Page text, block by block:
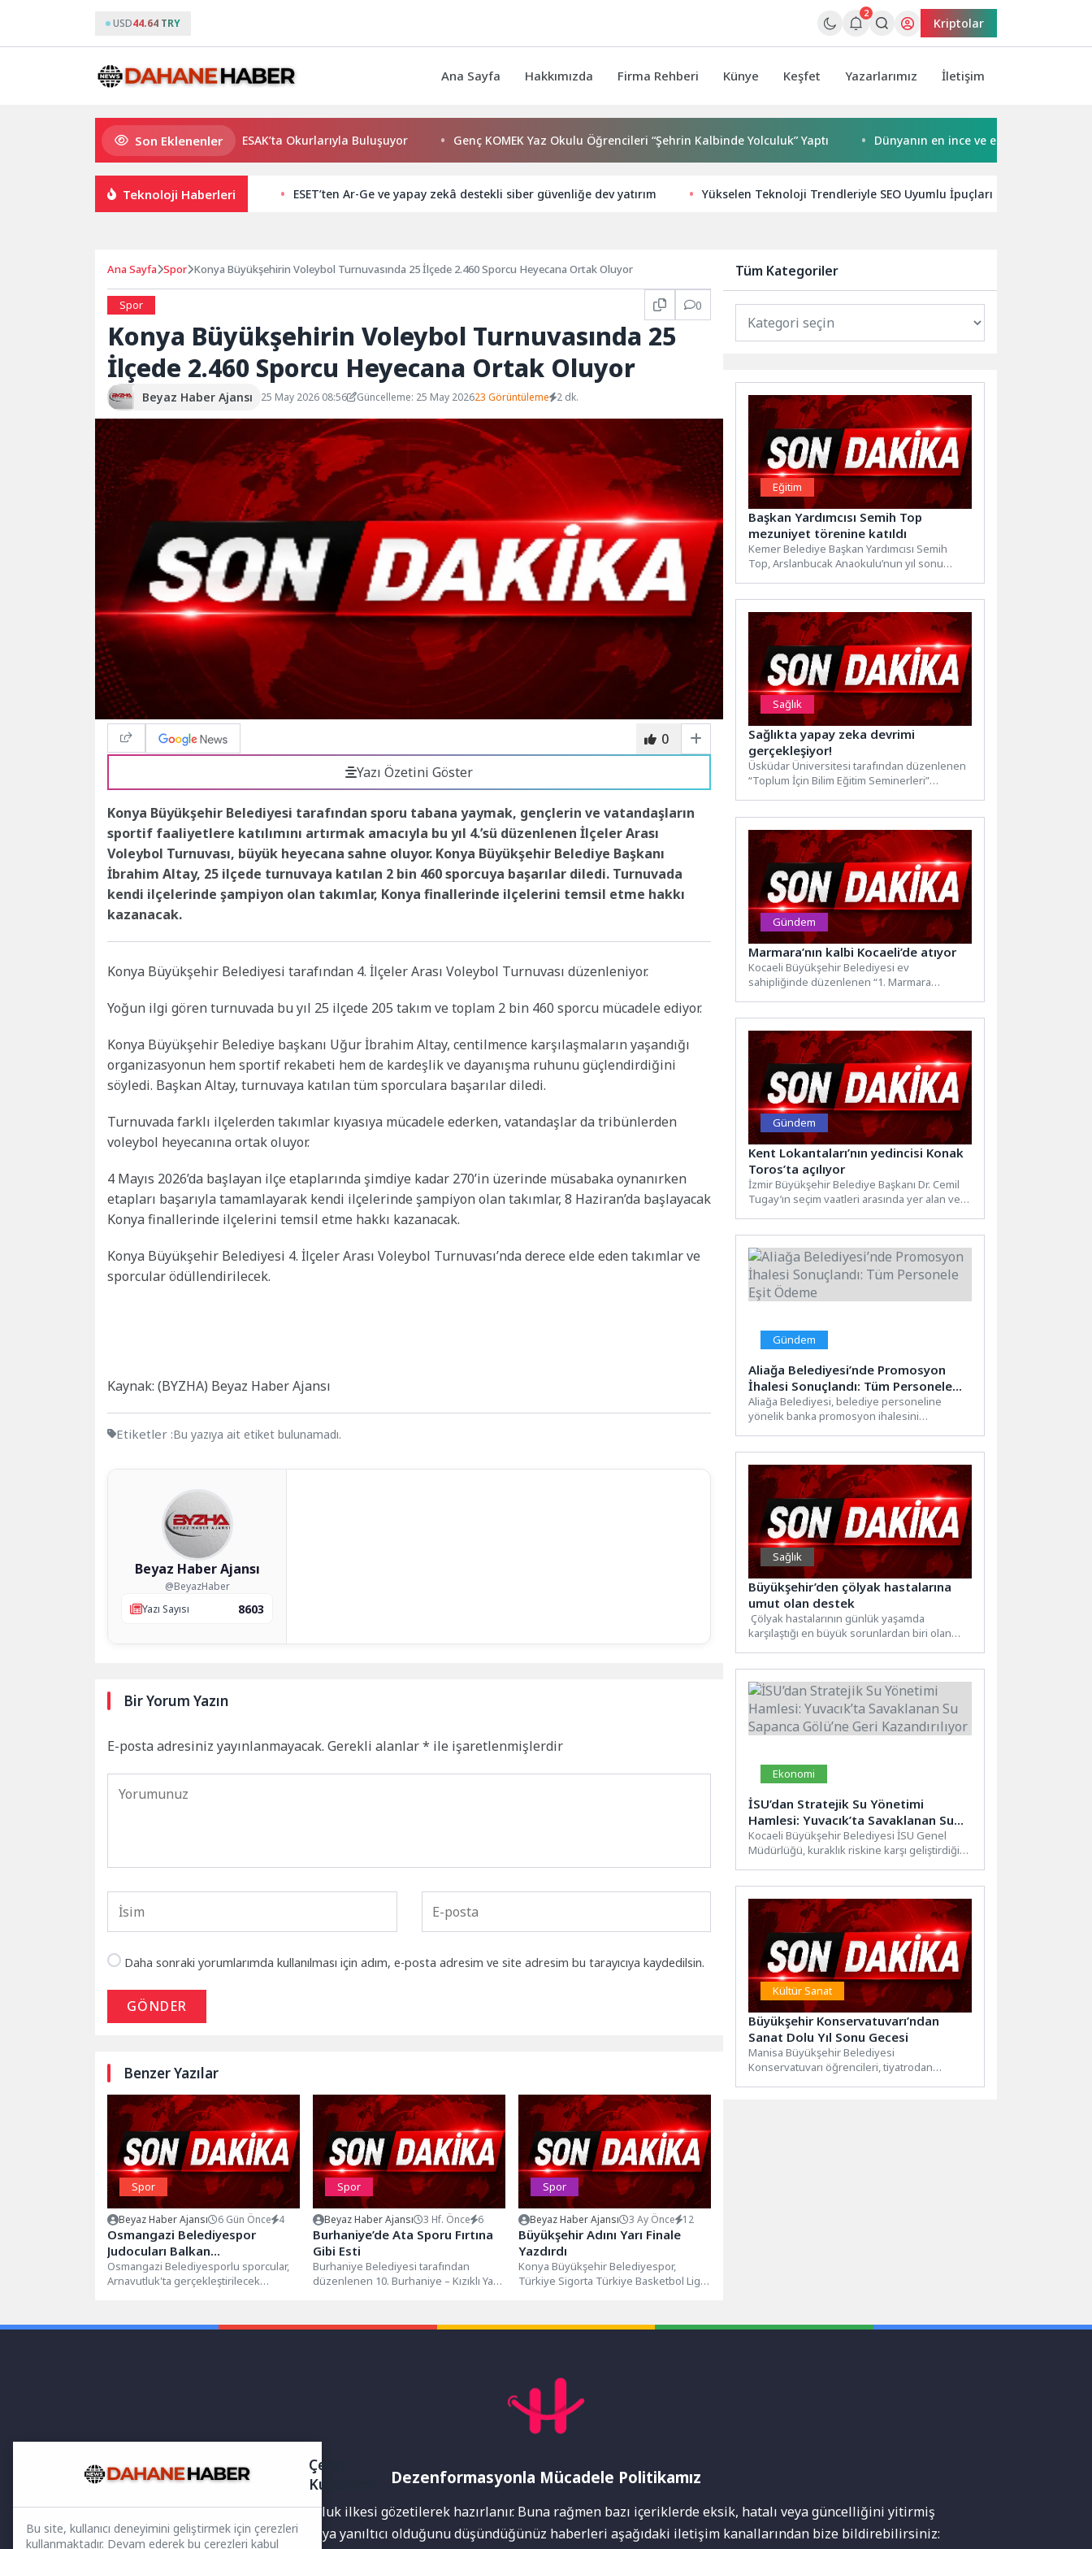
USD44.64 TRY
2
Kriptolar
Ana Sayfa Hakkımızda Firma Rehberi Künye Keşfet Yazarlarımız İletişim
Son Eklenenler
Usta Yazar Burhan Sönmez TESAK’ta Okurlarıyla Buluşuyor Genç KOMEK Yaz Okulu Öğrencileri “Şehrin Kalbinde Yolculuk” Yaptı Dünyanın en ince ve en güçlü katlanabilir
Teknoloji Haberleri ESET’ten Ar-Ge ve yapay zekâ destekli siber güvenliğe dev yatırım Yükselen Teknoloji Trendleriyle SEO Uyumlu İpuçları
Ana Sayfa Spor Konya Büyükşehirin Voleybol Turnuvasında 25 İlçede 2.460 Sporcu Heyecana Ortak Oluyor
Spor 0
Konya Büyükşehirin Voleybol Turnuvasında 25
İlçede 2.460 Sporcu Heyecana Ortak Oluyor
Beyaz Haber Ajansı 25 May 2026 08:56 Güncelleme: 25 May 202623 Görüntüleme 2 dk.
0
Yazı Özetini Göster
Konya Büyükşehir Belediyesi tarafından sporu tabana yaymak, gençlerin ve vatandaşların
sportif faaliyetlere katılımını artırmak amacıyla bu yıl 4.’sü düzenlenen İlçeler Arası
Voleybol Turnuvası, büyük heyecana sahne oluyor. Konya Büyükşehir Belediye Başkanı
İbrahim Altay, 25 ilçede turnuvaya katılan 2 bin 460 sporcuya başarılar diledi. Turnuvada
kendi ilçelerinde şampiyon olan takımlar, Konya finallerinde ilçelerini temsil etme hakkı
kazanacak.
Konya Büyükşehir Belediyesi tarafından 4. İlçeler Arası Voleybol Turnuvası düzenleniyor.
Yoğun ilgi gören turnuvada bu yıl 25 ilçede 205 takım ve toplam 2 bin 460 sporcu mücadele ediyor.
Konya Büyükşehir Belediye başkanı Uğur İbrahim Altay, centilmence karşılaşmaların yaşandığı
organizasyonun hem sportif rekabeti hem de kardeşlik ve dayanışma ruhunu güçlendirdiğini
söyledi. Başkan Altay, turnuvaya katılan tüm sporculara başarılar diledi.
Turnuvada farklı ilçelerden takımlar kıyasıya mücadele ederken, vatandaşlar da tribünlerden
voleybol heyecanına ortak oluyor.
4 Mayıs 2026’da başlayan ilçe etaplarında şimdiye kadar 270’in üzerinde müsabaka oynanırken
etapları başarıyla tamamlayarak kendi ilçelerinde şampiyon olan takımlar, 8 Haziran’da başlayacak
Konya finallerinde ilçelerini temsil etme hakkı kazanacak.
Konya Büyükşehir Belediyesi 4. İlçeler Arası Voleybol Turnuvası’nda derece elde eden takımlar ve
sporcular ödüllendirilecek.
Kaynak: (BYZHA) Beyaz Haber Ajansı
Etiketler :Bu yazıya ait etiket bulunamadı.
Beyaz Haber Ajansı
@BeyazHaber
Yazı Sayısı
8603
Bir Yorum Yazın
E-posta adresiniz yayınlanmayacak. Gerekli alanlar* ile işaretlenmişlerdir
Daha sonraki yorumlarımda kullanılması için adım, e-posta adresim ve site adresim bu tarayıcıya kaydedilsin.
GÖNDER
Benzer Yazılar
Spor
Beyaz Haber Ajansı 6 Gün Önce 4
Osmangazi Belediyespor
Judocuları Balkan
Şampiyonası’nda Türkiye’yi
Temsil Edecek
Osmangazi Belediyesporlu sporcular,
Arnavutluk'ta gerçekleştirilecek
verecek.Osmangazi Belediyespor'un...
Spor
Beyaz Haber Ajansı 3 Hf. Önce 6
Burhaniye’de Ata Sporu Fırtına
Gibi Esti
Burhaniye Belediyesi tarafından
düzenlenen 10. Burhaniye – Kızıklı Yağlı
Spor
Beyaz Haber Ajansı 3 Ay Önce 12
Büyükşehir Adını Yarı Finale
Yazdırdı
Konya Büyükşehir Belediyespor,
Türkiye Sigorta Türkiye Basketbol Ligi
Tüm Kategoriler
Eğitim
Başkan Yardımcısı Semih Top
mezuniyet törenine katıldı
Kemer Belediye Başkan Yardımcısı Semih
Top, Arslanbucak Anaokulu’nun yıl sonu
Sağlık
Sağlıkta yapay zeka devrimi
gerçekleşiyor!
Üsküdar Üniversitesi tarafından düzenlenen
“Toplum İçin Bilim Eğitim Seminerleri”
Gündem
Marmara’nın kalbi Kocaeli’de atıyor
Kocaeli Büyükşehir Belediyesi ev
sahipliğinde düzenlenen “1. Marmara
Gündem
Kent Lokantaları’nın yedincisi Konak
Toros’ta açılıyor
İzmir Büyükşehir Belediye Başkanı Dr. Cemil
Tugay’ın seçim vaatleri arasında yer alan ve
Gündem
Aliağa Belediyesi’nde Promosyon
İhalesi Sonuçlandı: Tüm Personele
Eşit Ödeme
Aliağa Belediyesi, belediye personeline
yönelik banka promosyon ihalesini
Sağlık
Büyükşehir’den çölyak hastalarına
umut olan destek
Çölyak hastalarının günlük yaşamda
karşılaştığı en büyük sorunlardan biri olan
Ekonomi
İSU’dan Stratejik Su Yönetimi
Hamlesi: Yuvacık’ta Savaklanan Su
Sapanca Gölü’ne Geri Kazandırılıyor
Kocaeli Büyükşehir Belediyesi İSU Genel
Müdürlüğü, kuraklık riskine karşı geliştirdiği
Kültür Sanat
Büyükşehir Konservatuvarı’ndan
Sanat Dolu Yıl Sonu Gecesi
Manisa Büyükşehir Belediyesi
Konservatuvarı öğrencileri, tiyatrodan
Dezenformasyonla Mücadele Politikamız
Yayınlanan haberler doğruluk ilkesi gözetilerek hazırlanır. Buna rağmen bazı içeriklerde eksik, hatalı veya güncelliğini yitirmiş
bilgiler bulunabilir.Yanlış veya yanıltıcı olduğunu düşündüğünüz haberleri aşağıdaki iletişim kanallarından bize bildirebilirsiniz:
Çerez
Kullanımı
Bu site, kullanıcı deneyimini geliştirmek için çerezleri
kullanmaktadır. Devam ederek bu çerezleri kabul